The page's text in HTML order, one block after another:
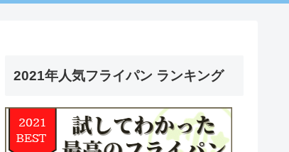
2021年人気フライパン ランキング